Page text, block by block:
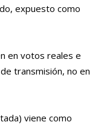
expuesto como
en votos reales e
transmisión, no en
viene como